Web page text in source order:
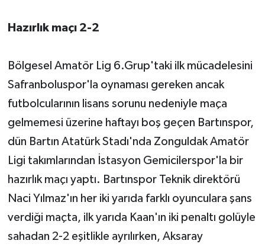
Hazırlık maçı 2-2
Bölgesel Amatör Lig 6.Grup'taki ilk mücadelesini
Safranboluspor'la oynaması gereken ancak
futbolcularının lisans sorunu nedeniyle maça
gelmemesi üzerine haftayı boş geçen Bartınspor,
dün Bartın Atatürk Stadı'nda Zonguldak Amatör
Ligi takımlarından İstasyon Gemicilerspor'la bir
hazırlık maçı yaptı. Bartınspor Teknik direktörü
Naci Yılmaz'ın her iki yarıda farklı oyunculara şans
verdiği maçta, ilk yarıda Kaan'ın iki penaltı golüyle
sahadan 2-2 eşitlikle ayrılırken, Aksaray